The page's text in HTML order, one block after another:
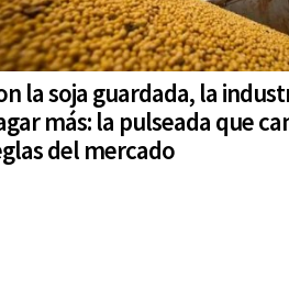
la soja guardada, la
más: la pulseada que
del mercado